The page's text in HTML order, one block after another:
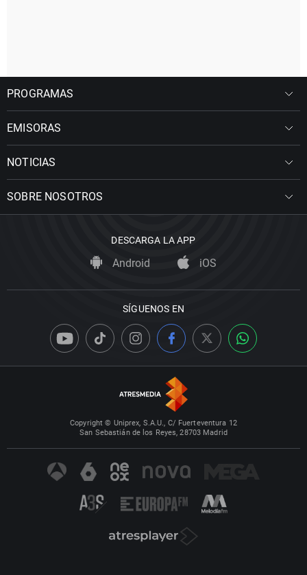
PROGRAMAS
EMISORAS
NOTICIAS
SOBRE NOSOTROS
DESCARGA LA APP
Android iOS
SÍGUENOS EN
Copyright © Uniprex, S.A.U., C/ Fuerteventura 12
San Sebastián de los Reyes, 28703 Madrid